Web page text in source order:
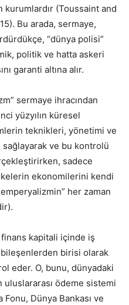
(Toussaint and
Bu arada, sermaye,
“dünya polisi”
politik ve hatta askeri
garanti altına alır.
sermaye ihracından
yüzyılın küresel
teknikleri, yönetimi ve
ve bu kontrolü
sadece
ekonomilerini kendi
her zaman
kapitali içinde iş
birisi olarak
eder. O, bunu, dünyadaki
ödeme sistemi
Dünya Bankası ve